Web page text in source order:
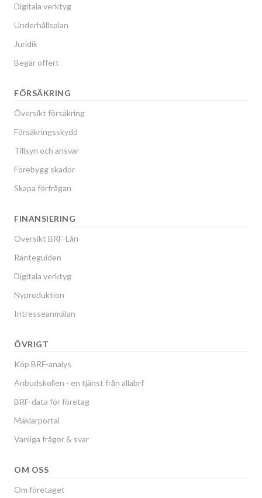
Digitala verktyg
Underhållsplan
Juridik
Begär offert
FÖRSÄKRING
Översikt försäkring
Försäkringsskydd
Tillsyn och ansvar
Förebygg skador
Skapa förfrågan
FINANSIERING
Översikt BRF-Lån
Ränteguiden
Digitala verktyg
Nyproduktion
Intresseanmälan
ÖVRIGT
Köp BRF-analys
Anbudskollen - en tjänst från allabrf
BRF-data för företag
Mäklarportal
Vanliga frågor & svar
OM OSS
Om företaget